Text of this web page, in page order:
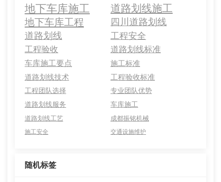
地下车库施工
道路划线施工
地下车库工程
四川道路划线
道路划线 工程安全
工程验收 道路划线标准
车库施工要点
施工标准
道路划线技术
工程验收标准
工程团队选择
专业团队优势
道路划线服务
车库施工
道路划线工艺 成都振铭机械
施工安全 交通设施维护
随机标签